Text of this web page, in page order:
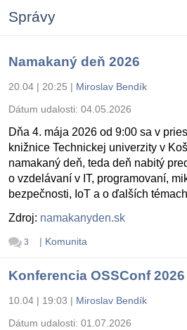
Správy
Namakaný deň 2026
20.04 | 20:25 | Miroslav Bendík
Dátum udalosti: 04.05.2026
Dňa 4. mája 2026 od 9:00 sa v
knižnice Technickej univerzity v
namakaný deň, teda deň nabitý
o vzdelávaní v IT, programovaní,
bezpečnosti, IoT a o ďalších
Zdroj: namakanyden.sk
3 | Komunita
Konferencia OSSConf 2026
10.04 | 19:03 | Miroslav Bendík
Dátum udalosti: 01.07.2026